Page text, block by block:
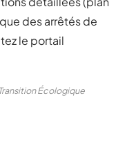
des arrêtés de
le portail
Écologique